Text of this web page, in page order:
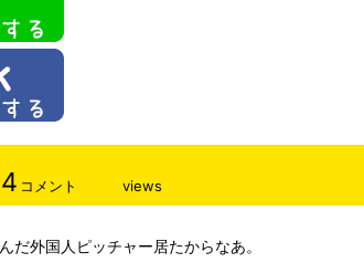
4 コメント views
だ外国人ピッチャー居たからなあ。